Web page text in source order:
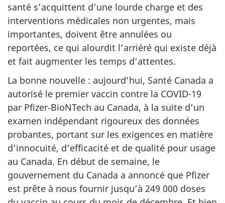
santé s’acquittent d’une lourde charge et des
interventions médicales non urgentes, mais
importantes, doivent être annulées ou
reportées, ce qui alourdit l’arriéré qui existe déjà
et fait augmenter les temps d’attentes.
La bonne nouvelle : aujourd’hui, Santé Canada a
autorisé le premier vaccin contre la COVID-19
par Pfizer‑BioNTech au Canada, à la suite d’un
examen indépendant rigoureux des données
probantes, portant sur les exigences en matière
d’innocuité, d’efficacité et de qualité pour usage
au Canada. En début de semaine, le
gouvernement du Canada a annoncé que Pfizer
est prête à nous fournir jusqu’à 249 000 doses